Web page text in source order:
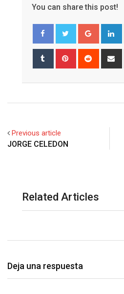
You can share this post!
Google+
Tumblr Pinterest Reddit
Previous article
JORGE CELEDON
Related Articles
Deja una respuesta